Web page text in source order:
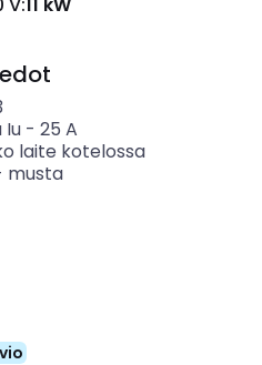
- 25 A
laite kotelossa
musta